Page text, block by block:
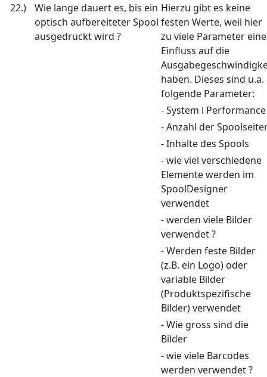
22.)
Wie lange dauert es, bis ein
optisch aufbereiteter Spool
ausgedruckt wird ?
Hierzu gibt es keine
festen Werte, weil hier
zu viele Parameter
Einfluss auf die
haben. Dieses sind u.a.
folgende Parameter:
- System i
- Anzahl der
- Inhalte des Spools
- wie viel verschiedene
Elemente werden im
SpoolDesigner
verwendet
- werden viele Bilder
verwendet ?
- Werden feste Bilder
(z.B. ein Logo) oder
variable Bilder
(Produktspezifische
Bilder) verwendet
- Wie gross sind die
Bilder
- wie viele Barcodes
werden verwendet ?